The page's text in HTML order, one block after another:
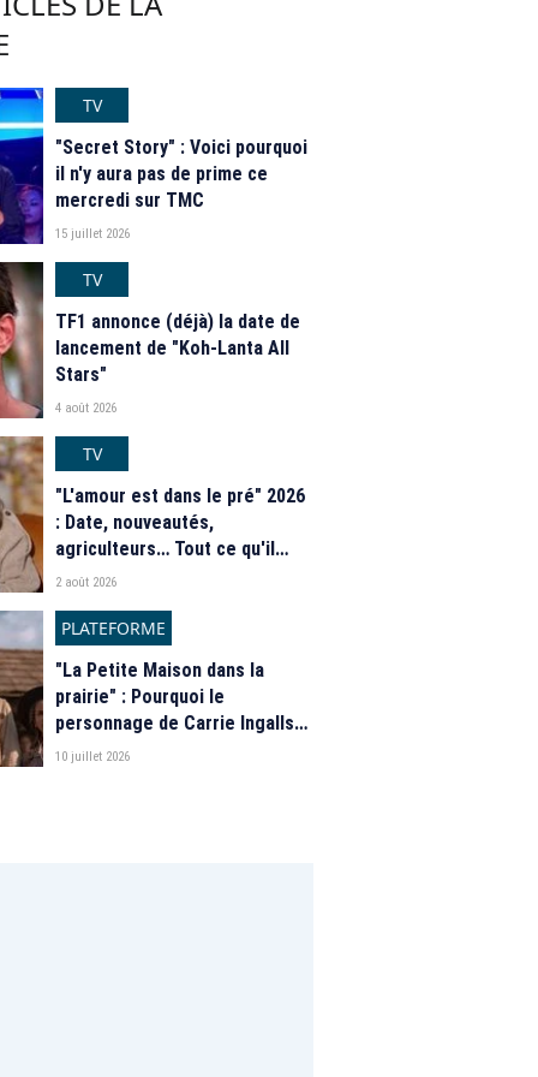
TV
"Secret Story" : Voici pourquoi
il n'y aura pas de prime ce
mercredi sur TMC
15 juillet 2026
TV
TF1 annonce (déjà) la date de
lancement de "Koh-Lanta All
Stars"
4 août 2026
TV
"L'amour est dans le pré" 2026
: Date, nouveautés,
agriculteurs… Tout ce qu'il
faut savoir sur la saison 21 du
2 août 2026
PLATEFORME
"La Petite Maison dans la
prairie" : Pourquoi le
personnage de Carrie Ingalls
est absente de la nouvelle
10 juillet 2026